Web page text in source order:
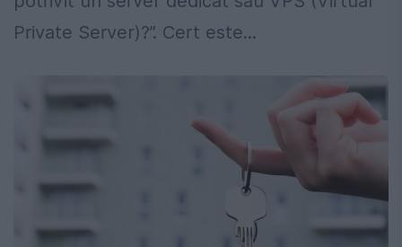
Private Server)?”. Cert este...